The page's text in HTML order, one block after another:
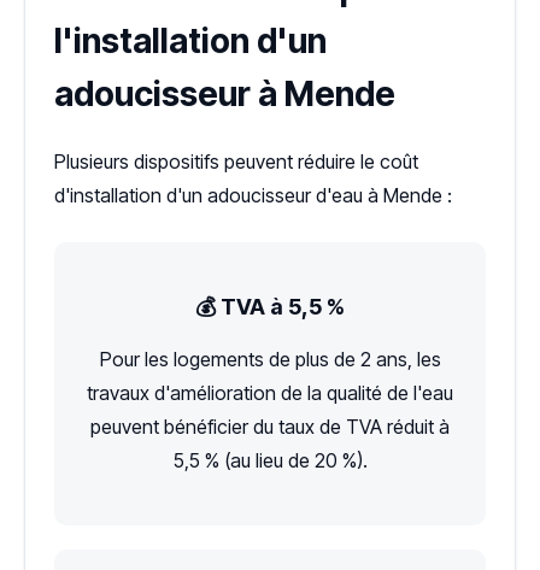
l'installation d'un
adoucisseur à Mende
Plusieurs dispositifs peuvent réduire le coût
d'installation d'un adoucisseur d'eau à Mende :
💰 TVA à 5,5 %
Pour les logements de plus de 2 ans, les
travaux d'amélioration de la qualité de l'eau
peuvent bénéficier du taux de TVA réduit à
5,5 % (au lieu de 20 %).